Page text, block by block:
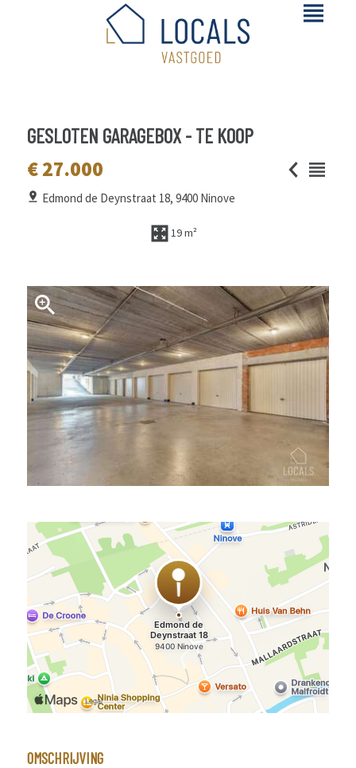
GESLOTEN GARAGEBOX - TE KOOP
€ 27.000
Edmond de Deynstraat 18, 9400 Ninove
19 m²
OMSCHRIJVING